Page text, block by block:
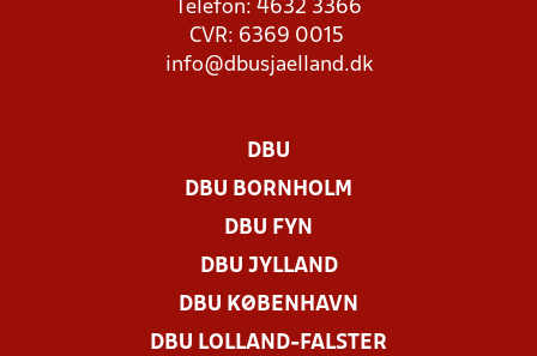
Telefon: 4632 3366
CVR: 6369 0015
info@dbusjaelland.dk
DBU
DBU BORNHOLM
DBU FYN
DBU JYLLAND
DBU KØBENHAVN
DBU LOLLAND-FALSTER